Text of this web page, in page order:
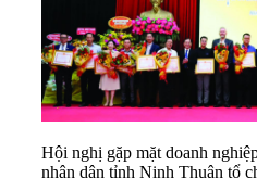
Hội nghị gặp mặt doanh
nhân dân tỉnh Ninh Thuận tổ